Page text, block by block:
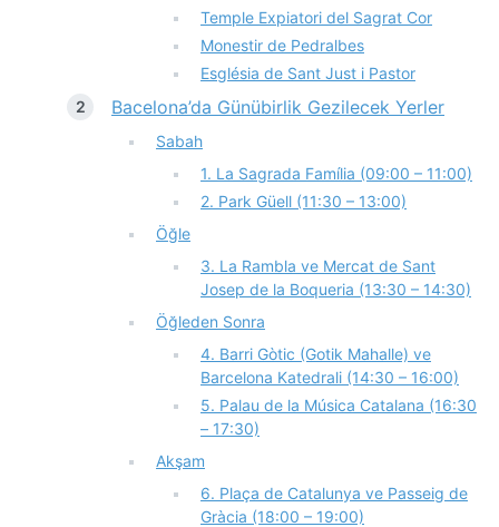
Temple Expiatori del Sagrat Cor
Monestir de Pedralbes
Església de Sant Just i Pastor
Bacelona’da Günübirlik Gezilecek Yerler
Sabah
1. La Sagrada Família (09:00 – 11:00)
2. Park Güell (11:30 – 13:00)
Öğle
3. La Rambla ve Mercat de Sant
Josep de la Boqueria (13:30 – 14:30)
Öğleden Sonra
4. Barri Gòtic (Gotik Mahalle) ve
Barcelona Katedrali (14:30 – 16:00)
5. Palau de la Música Catalana (16:30
– 17:30)
Akşam
6. Plaça de Catalunya ve Passeig de
Gràcia (18:00 – 19:00)